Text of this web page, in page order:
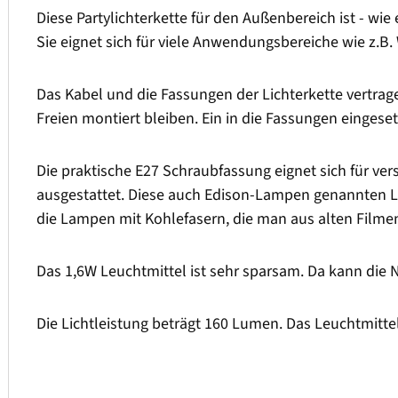
Diese Partylichterkette für den Außenbereich ist -
Sie eignet sich für viele Anwendungsbereiche wie
Das Kabel und die Fassungen der Lichterkette
Freien montiert bleiben. Ein in die Fassungen
Die praktische E27 Schraubfassung eignet sich für
ausgestattet. Diese auch Edison-Lampen
die Lampen mit Kohlefasern, die man aus alten
Das 1,6W Leuchtmittel ist sehr sparsam. Da kann
Die Lichtleistung beträgt 160 Lumen. Das